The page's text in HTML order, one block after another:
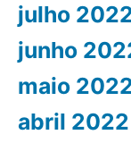
julho
junho
maio
abril 2022